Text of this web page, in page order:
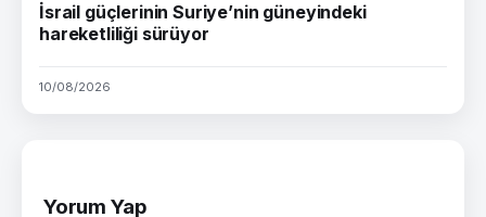
İsrail güçlerinin Suriye’nin güneyindeki
hareketliliği sürüyor
10/08/2026
Yorum Yap